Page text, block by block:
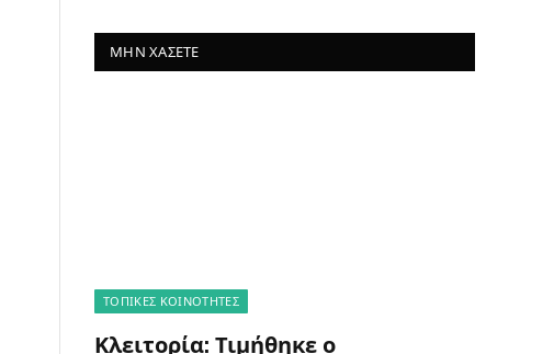
ΜΗΝ ΧΆΣΕΤΕ
ΤΟΠΙΚΈΣ ΚΟΙΝΌΤΗΤΕΣ
Κλειτορία: Τιμήθηκε ο